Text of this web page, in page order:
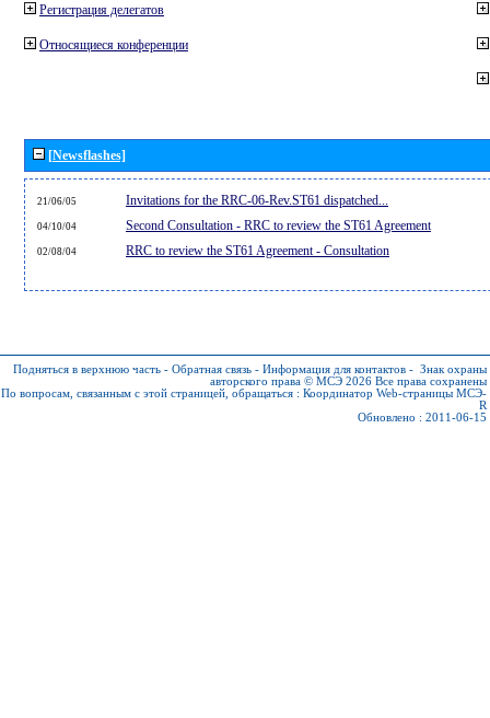
Регистрация делегатов
Относящиеся конференции
[Newsflashes]
21/06/05 Invitations for the RRC-06-Rev.ST61 dispatched...
04/10/04 Second Consultation - RRC to review the ST61 Agreement
02/08/04 RRC to review the ST61 Agreement - Consultation
Подняться в верхнюю часть - Обратная связь - Информация для контактов - Знак охраны
авторского права © МСЭ 2026 Все права сохранены
По вопросам, связанным с этой страницей, обращаться : Координатор Web-страницы МСЭ-
R
Обновлено : 2011-06-15